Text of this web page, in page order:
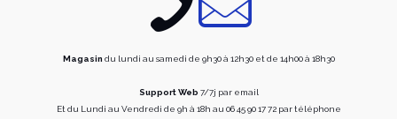
Magasin du lundi au samedi de 9h30 à 12h30 et de 14h00 à 18h30
Support Web 7/7j par email
Et du Lundi au Vendredi de 9h à 18h au 06 45 90 17 72 par téléphone